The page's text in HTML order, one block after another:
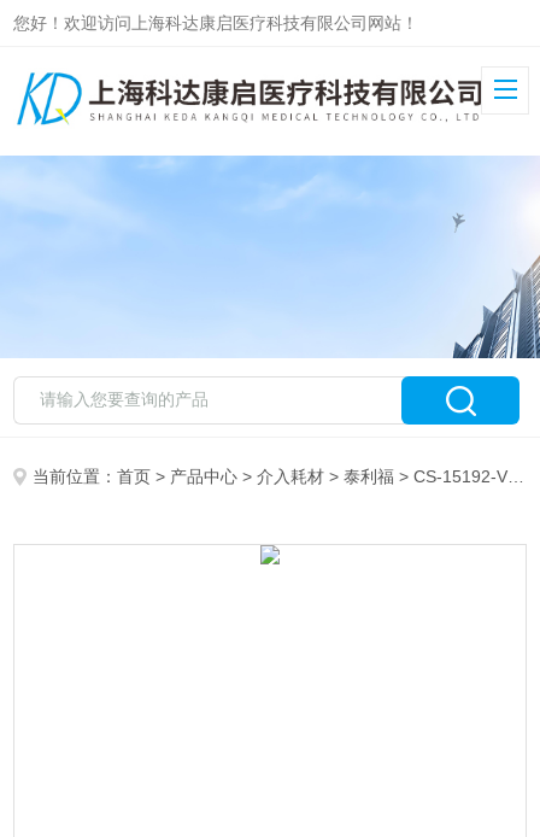
您好！欢迎访问上海科达康启医疗科技有限公司网站！
当前位置：首页 > 产品中心 >介入耗材 >泰利福 > CS-15192-VFE泰利福血液透析用中心静脉导管套件